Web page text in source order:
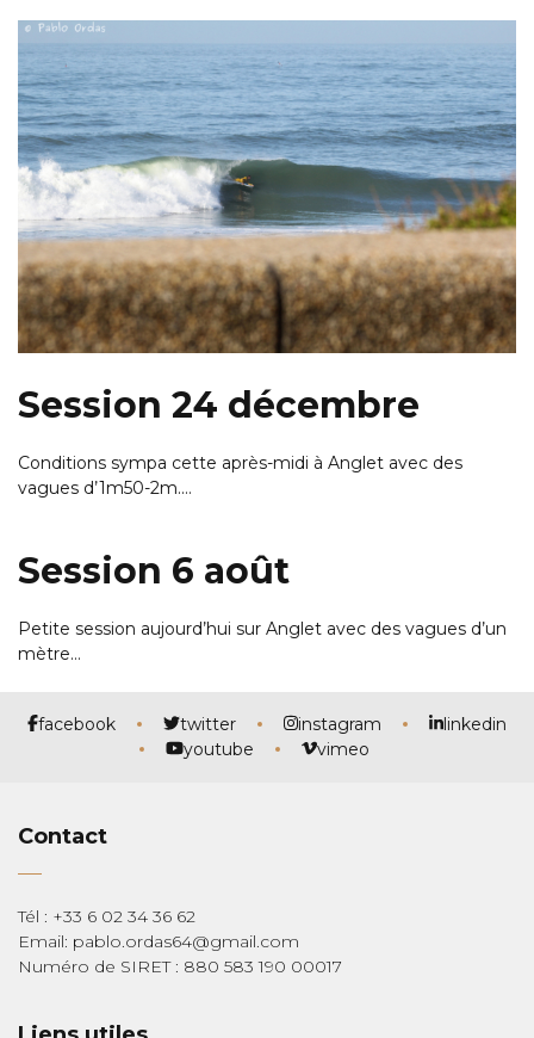
Session 24 décembre
Conditions sympa cette après-midi à Anglet avec des
vagues d’1m50-2m.…
Session 6 août
Petite session aujourd’hui sur Anglet avec des vagues d’un
mètre…
facebook twitter instagram
linkedin
youtube
vimeo
Contact
Tél : +33 6 02 34 36 62
Email: pablo.ordas64@gmail.com
Numéro de SIRET : 880 583 190 00017